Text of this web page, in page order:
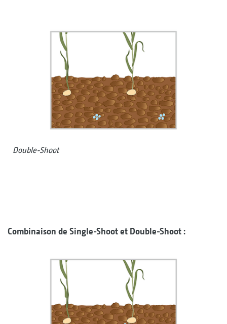
Double-Shoot
Combinaison de Single-Shoot et Double-Shoot :